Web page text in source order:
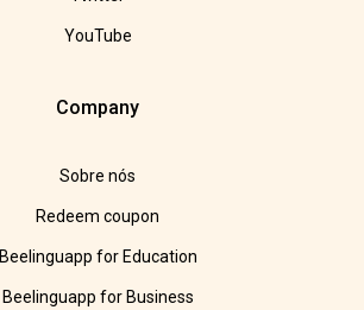
YouTube
Company
Sobre nós
Redeem coupon
Beelinguapp for Education
Beelinguapp for Business